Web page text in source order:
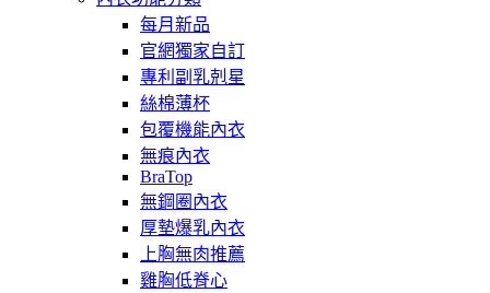
每月新品
官網獨家自訂
專利副乳剋星
絲棉薄杯
包覆機能內衣
無痕內衣
BraTop
無鋼圈內衣
厚墊爆乳內衣
上胸無肉推薦
雞胸低脊心